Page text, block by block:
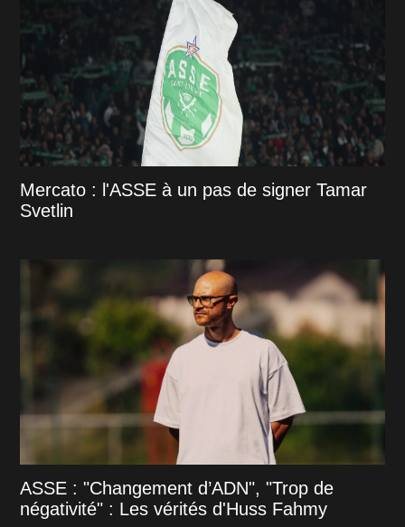
Mercato : l'ASSE à un pas de signer Tamar
Svetlin
ASSE : "Changement d’ADN", "Trop de
négativité" : Les vérités d'Huss Fahmy